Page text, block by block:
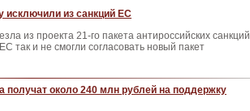
исключили из санкций ЕС
из проекта 21-го пакета антироссийских санкций
так и не смогли согласовать новый пакет
около 240 млн рублей на поддержку